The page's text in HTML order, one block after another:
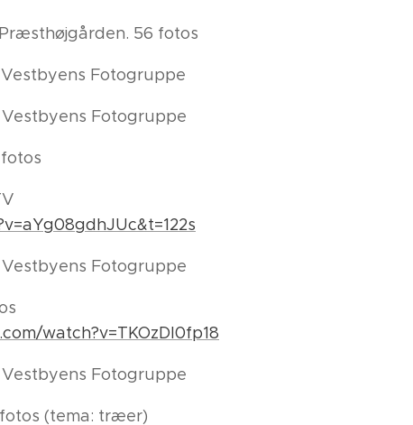
56 fotos
Fotogruppe
Fotogruppe
Fotogruppe
watch?v=TKOzDI0fp18
Fotogruppe
(tema: træer)